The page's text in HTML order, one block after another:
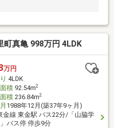
町真亀 998万円 4LDK
万円
4LDK
積92.54m2
積236.84m2
1988年12月(築37年9ヶ月)
金線 東金駅 バス22分/「山脇学
バス停 停歩9分